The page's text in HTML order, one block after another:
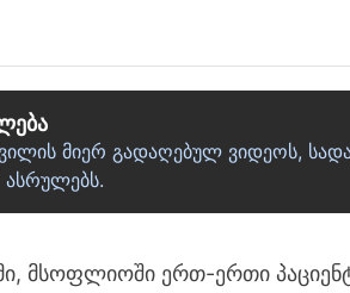
მიერ გადაღებულ ვიდეოს,
მსოფლიოში ერთ-ერთი